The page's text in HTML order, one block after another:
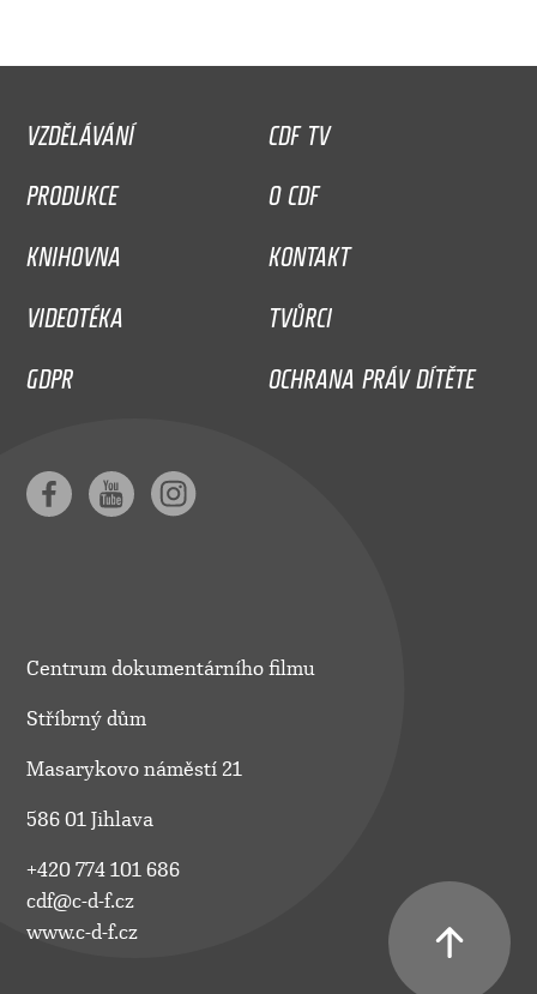
VZDĚLÁVÁNÍ
CDF TV
PRODUKCE
O CDF
KNIHOVNA
KONTAKT
VIDEOTÉKA
TVŮRCI
GDPR
OCHRANA PRÁV DÍTĚTE
Centrum dokumentárního filmu
Stříbrný dům
Masarykovo náměstí 21
586 01 Jihlava
+420 774 101 686
cdf@c-d-f.cz
www.c-d-f.cz